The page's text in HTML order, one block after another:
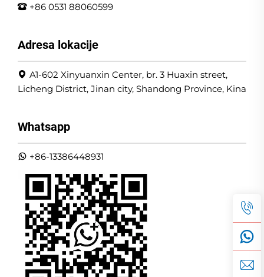
+86 0531 88060599
Adresa lokacije
A1-602 Xinyuanxin Center, br. 3 Huaxin street,
Licheng District, Jinan city, Shandong Province, Kina
Whatsapp
+86-13386448931